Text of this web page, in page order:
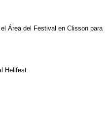
Área del Festival en Clisson para
Hellfest